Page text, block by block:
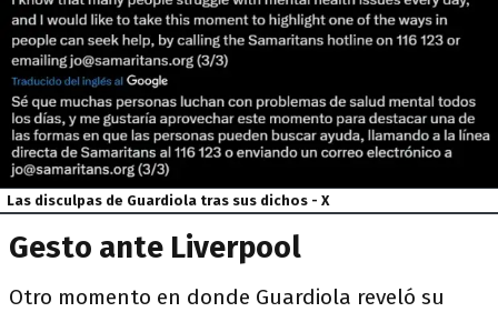
Las disculpas de Guardiola tras sus dichos - X
Gesto ante Liverpool
Otro momento en donde Guardiola reveló su